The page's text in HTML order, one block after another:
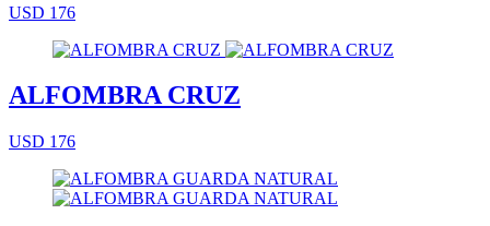
USD 176
ALFOMBRA CRUZ
USD 176